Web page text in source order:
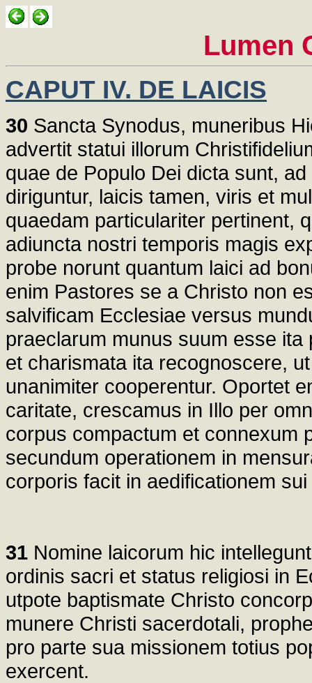
Lumen
CAPUT IV. DE LAICIS
30 Sancta Synodus, muneribus
advertit statui illorum
quae de Populo Dei dicta sunt,
diriguntur, laicis tamen, viris et
quaedam particulariter pertinent,
adiuncta nostri temporis magis
probe norunt quantum laici ad
enim Pastores se a Christo non
salvificam Ecclesiae versus
praeclarum munus suum esse
et charismata ita recognoscere,
unanimiter cooperentur. Oportet
caritate, crescamus in Illo per
corpus compactum et connexum
secundum operationem in
corporis facit in aedificationem
31 Nomine laicorum hic
ordinis sacri et status religiosi in
utpote baptismate Christo
munere Christi sacerdotali,
pro parte sua missionem totius
exercent.